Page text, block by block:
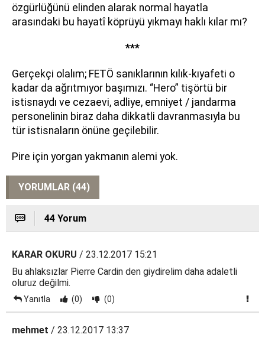
özgürlüğünü elinden alarak normal hayatla
arasındaki bu hayatî köprüyü yıkmayı haklı kılar mı?
***
Gerçekçi olalım; FETÖ sanıklarının kılık-kıyafeti o
kadar da ağrıtmıyor başımızı. “Hero” tişörtü bir
istisnaydı ve cezaevi, adliye, emniyet / jandarma
personelinin biraz daha dikkatli davranmasıyla bu
tür istisnaların önüne geçilebilir.
Pire için yorgan yakmanın alemi yok.
YORUMLAR (44)
44 Yorum
KARAR OKURU / 23.12.2017 15:21
Bu ahlaksızlar Pierre Cardin den giydirelim daha adaletli
oluruz değilmi.
Yanıtla (0) (0)
mehmet / 23.12.2017 13:37